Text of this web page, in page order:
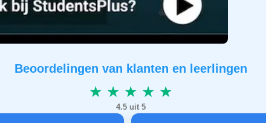
Beoordelingen van klanten en leerlingen
★ ★ ★ ★ ★
4.5 uit 5